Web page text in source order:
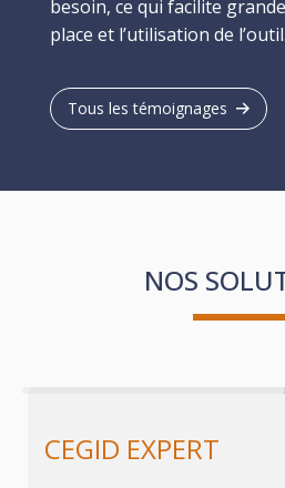
besoin, ce qui facilite
place et l’utilisation de
Tous les témoignages
NOS
CEGID EXPERT